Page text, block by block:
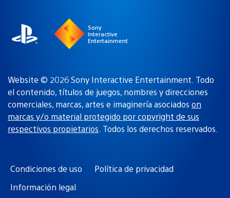
Sony
Interactive
Entertainment
Website © 2026 Sony Interactive Entertainment. Todo
el contenido, títulos de juegos, nombres y direcciones
comerciales, marcas, artes e imaginería asociados on
marcas y/o material protegido por copyright de sus
respectivos propietarios. Todos los derechos reservados.
Condiciones de uso
Política de privacidad
Información legal